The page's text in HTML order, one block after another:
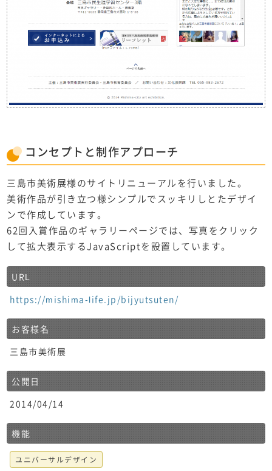
コンセプト と制作アプローチ
三島市美術展様のサイトリニューアルを行いました。
美術作品が引き立つ様シンプルでスッキリしとたデザイ
ンで作成しています。
62回入賞作品のギャラリーページでは、写真をクリック
して拡大表示するJavaScriptを設置しています。
URL
https://mishima-life.jp/bijyutsuten/
お客様名
三島市美術展
公開日
2014/04/14
機能
ユニバーサルデザイン